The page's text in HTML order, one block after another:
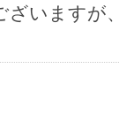
ざいますが